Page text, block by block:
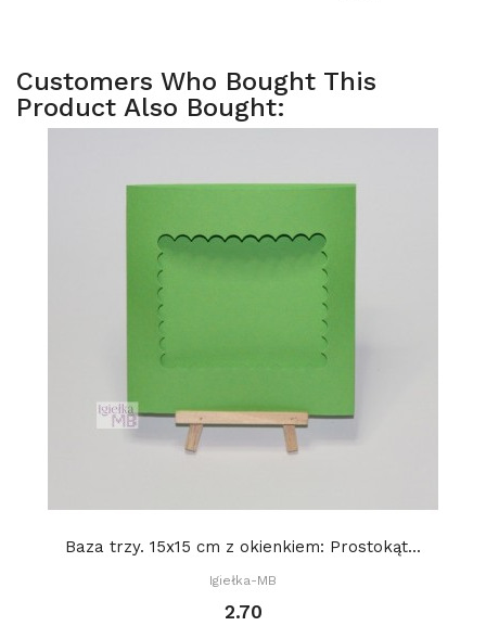
Customers Who Bought This
Product Also Bought:
Baza trzy. 15x15 cm z okienkiem: Prostokąt...
Igiełka-MB
2.70